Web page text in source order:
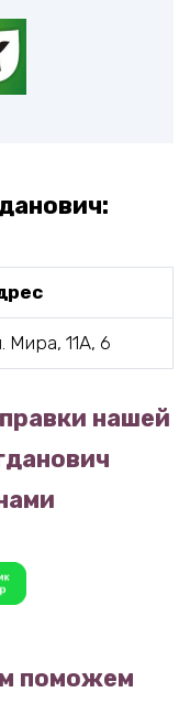
Мира, 11А, 6
нашей
поможем